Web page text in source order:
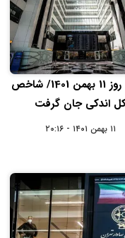
بورس روز 11 بهمن 1401/ شاخص
اندکی جان گرفت
۱۱ بهمن ۱۴۰۱ - ۲۰:۱۶